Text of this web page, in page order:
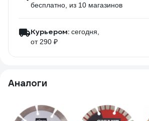
бесплатно , из 10 магазинов
Курьером: сегодня,
от 290 ₽
Аналоги